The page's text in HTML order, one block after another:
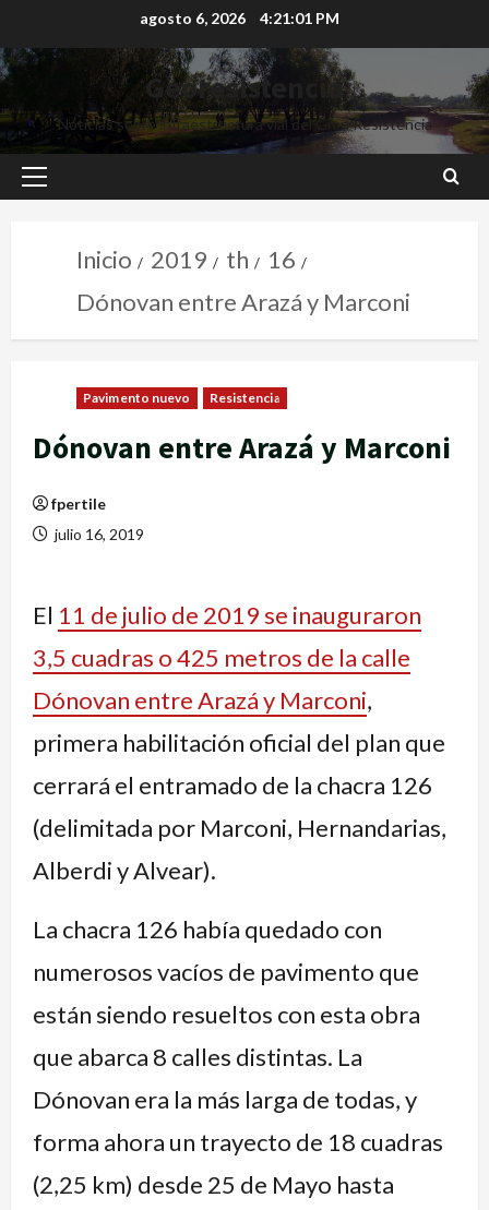
agosto 6, 2026 4:21:03 PM
Georesistencia
Noticias sobre infraestructura vial del Gran Resistencia
Inicio 2019 th
16
Dónovan entre Arazá y Marconi
Pavimento nuevo Resistencia
Dónovan entre Arazá y Marconi
fpertile
julio 16, 2019
El 11 de julio de 2019 se inauguraron
3,5 cuadras o 425 metros de la calle
Dónovan entre Arazá y Marconi,
primera habilitación oficial del plan que
cerrará el entramado de la chacra 126
(delimitada por Marconi, Hernandarias,
Alberdi y Alvear).
La chacra 126 había quedado con
numerosos vacíos de pavimento que
están siendo resueltos con esta obra
que abarca 8 calles distintas. La
Dónovan era la más larga de todas, y
forma ahora un trayecto de 18 cuadras
(2,25 km) desde 25 de Mayo hasta